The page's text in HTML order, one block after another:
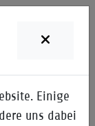
Einige
uns dabei